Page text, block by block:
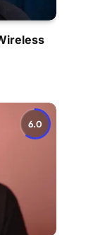
6.0